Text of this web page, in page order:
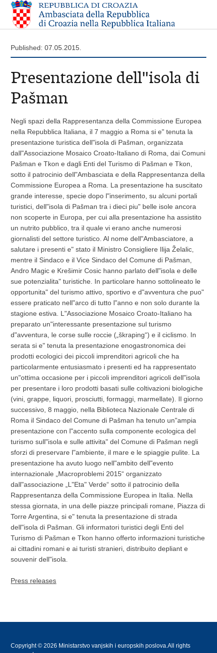
Published: 07.05.2015.
Presentazione dell"isola di
Pašman
Negli spazi della Rappresentanza della Commissione Europea
nella Repubblica Italiana, il 7 maggio a Roma si e" tenuta la
presentazione turistica dell"isola di Pašman, organizzata
dall"Associazione Mosaico Croato-Italiano di Roma, dai Comuni
Pašman e Tkon e dagli Enti del Turismo di Pašman e Tkon,
sotto il patrocinio dell"Ambasciata e della Rappresentanza della
Commissione Europea a Roma. La presentazione ha suscitato
grande interesse, specie dopo l"inserimento, su alcuni portali
turistici, dell"isola di Pašman tra i dieci piu" belle isole ancora
non scoperte in Europa, per cui alla presentazione ha assistito
un nutrito pubblico, tra il quale vi erano anche numerosi
giornalisti del settore turistico. Al nome dell"Ambasciatore, a
salutare i presenti e" stato il Ministro Consigliere Ilija Želalic,
mentre il Sindaco e il Vice Sindaco del Comune di Pašman,
Andro Magic e Krešimir Cosic hanno parlato dell"isola e delle
sue potenzialita" turistiche. In particolare hanno sottolineato le
opportunita" del turismo attivo, sportivo e d"avventura che puo"
essere praticato nell"arco di tutto l"anno e non solo durante la
stagione estiva. L"Associazione Mosaico Croato-Italiano ha
preparato un"interessante presentazione sul turismo
d"avventura, le corse sulle roccie („škraping“) e il ciclismo. In
serata si e" tenuta la presentazione enogastronomica dei
prodotti ecologici dei piccoli imprenditori agricoli che ha
particolarmente entusiasmato i presenti ed ha rappresentato
un"ottima occasione per i piccoli imprenditori agricoli dell"isola
per presentare i loro prodotti basati sulle coltivazioni biologiche
(vini, grappe, liquori, prosciutti, formaggi, marmellate). Il giorno
successivo, 8 maggio, nella Biblioteca Nazionale Centrale di
Roma il Sindaco del Comune di Pašman ha tenuto un"ampia
presentazione con l"accento sulla componente ecologica del
turismo sull"isola e sulle attivita" del Comune di Pašman negli
sforzi di preservare l"ambiente, il mare e le spiaggie pulite. La
presentazione ha avuto luogo nell"ambito dell"evento
internazionale „Macroproblemi 2015“ organizzato
dall"associazione „L"Eta" Verde“ sotto il patrocinio della
Rappresentanza della Commissione Europea in Italia. Nella
stessa giornata, in una delle piazze principali romane, Piazza di
Torre Argentina, si e" tenuta la presentazione di strada
dell"isola di Pašman. Gli informatori turistici degli Enti del
Turismo di Pašman e Tkon hanno offerto informazioni turistiche
ai cittadini romani e ai turisti stranieri, distribuito depliant e
souvenir dell"isola.
Press releases
Copyright © 2026 Ministarstvo vanjskih i europskih poslova.All rights